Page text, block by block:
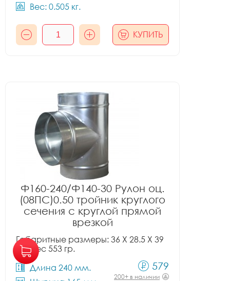
Вес: 0.505 кг.
КУПИТЬ
Ф160-240/Ф140-30 Рулон оц.
(08ПС)0.50 тройник круглого
сечения с круглой прямой
врезкой
Габаритные размеры: 36 X 28.5 X 39
см, вес 553 гр.
Длина 240 мм.
579
200+ в наличии